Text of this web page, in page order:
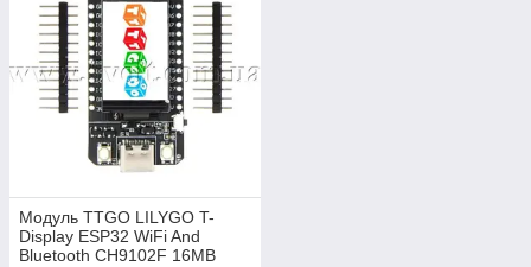
Модуль TTGO LILYGO T-
Display ESP32 WiFi And
Bluetooth CH9102F 16MB